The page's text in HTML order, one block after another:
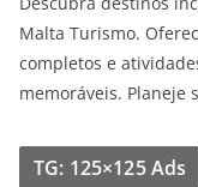
Malta Turismo.
completos e
memoráveis. Planeje
TG: 125×125 Ads